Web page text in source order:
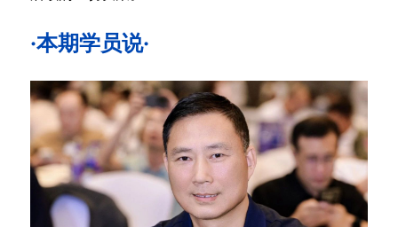
·本期学员说·